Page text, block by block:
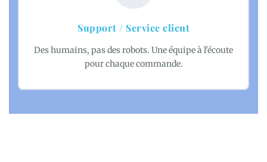
Support / Service client
Des humains, pas des robots. Une équipe à l'écoute
pour chaque commande.